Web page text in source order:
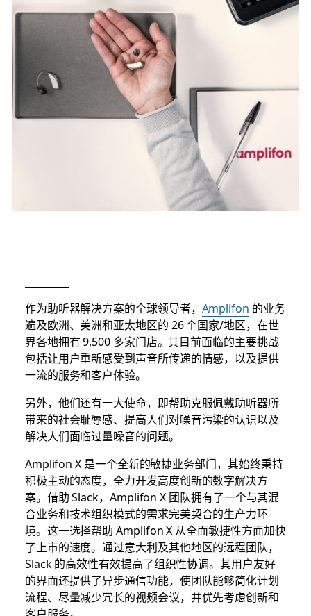
作为助听器解决方案的全球领导者， Amplifon 的业务
遍及欧洲、美洲和亚太地区的 26 个国家/地区，在世
界各地拥有 9,500 多家门店。其目前面临的主要挑战
包括让用户重新感受到声音所传递的情感，以及提供
一流的服务和客户体验。
另外，他们还有一大使命，即帮助克服佩戴助听器所
带来的社会耻辱感、提高人们对噪音污染的认识以及
解决人们面临过量噪音的问题。
Amplifon X 是一个全新的敏捷业务部门，其始终秉持
积极主动的态度，全力开发高度创新的数字解决方
案。借助 Slack，Amplifon X 团队拥有了一个与其混
合业务和技术组织模式的需求完美契合的生产力环
境。这一选择帮助 Amplifon X 从全面敏捷性方面加快
了上市的速度。通过意大利及其他地区的远程团队，
Slack 的高效性有效提高了组织性协调。其用户友好
的界面还提供了异步通信功能，使团队能够简化计划
流程、尽量减少冗长的视频会议，并优先考虑创新和